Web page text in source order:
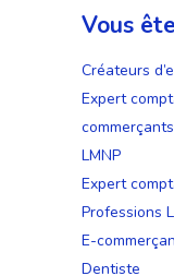
Vous
Créateurs
Expert
commerçants
LMNP
Expert
Professions
E-
Dentiste